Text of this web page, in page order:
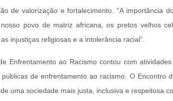
de valorização e fortalecimento. “A importância
povo de matriz africana, os pretos velhos
injustiças religiosas e a intolerância racial”.
Enfrentamento ao Racismo contou com
de enfrentamento ao racismo. O
uma sociedade mais justa, inclusiva e respeitosa